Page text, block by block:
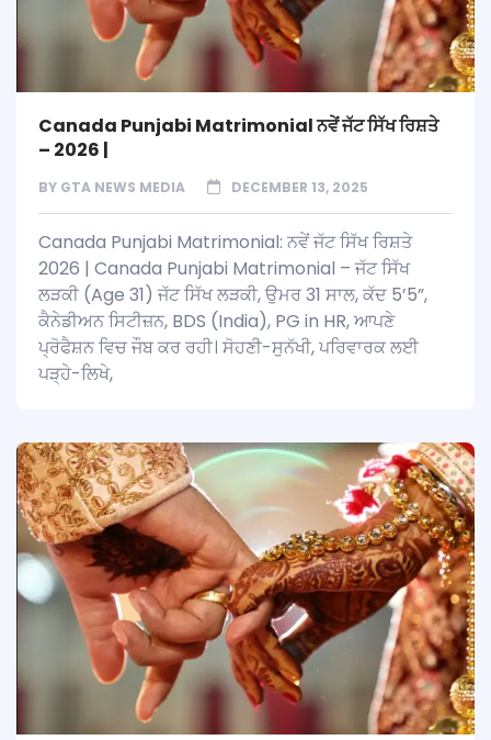
Canada Punjabi Matrimonial ਨਵੇਂ ਜੱਟ ਸਿੱਖ ਰਿਸ਼ਤੇ
– 2026 |
BY GTA NEWS MEDIA DECEMBER 13, 2025
Canada Punjabi Matrimonial: ਨਵੇਂ ਜੱਟ ਸਿੱਖ ਰਿਸ਼ਤੇ
2026 | Canada Punjabi Matrimonial – ਜੱਟ ਸਿੱਖ
ਲੜਕੀ (Age 31) ਜੱਟ ਸਿੱਖ ਲੜਕੀ, ਉਮਰ 31 ਸਾਲ, ਕੱਦ 5’5”,
ਕੈਨੇਡੀਅਨ ਸਿਟੀਜ਼ਨ, BDS (India), PG in HR, ਆਪਣੇ
ਪ੍ਰੋਫੈਸ਼ਨ ਵਿਚ ਜੌਬ ਕਰ ਰਹੀ। ਸੋਹਣੀ-ਸੁਨੱਖੀ, ਪਰਿਵਾਰਕ ਲਈ
ਪੜ੍ਹੇ-ਲਿਖੇ,